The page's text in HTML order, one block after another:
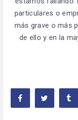
particulares o
más grave o más
de ello y en la